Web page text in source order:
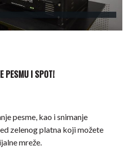
PESMU I SPOT!
pesme, kao i snimanje
zelenog platna koji možete
mreže.